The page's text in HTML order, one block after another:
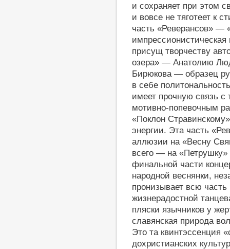
и сохраняет при этом
и вовсе не тяготеет к
часть «Реверансов»
присущ творчеству
озера» — Анатолию
Бирюкова — образец
в себе
имеет прочную связь
мотивно-попевочным
«Поклон
энергии. Эта часть
аллюзии на «Весну
всего — на
финальной части
народной веснянки,
пронизывает всю часть
жизнерадостной
пляски язычников у
славянская природа
Это та квинтэссенция
дохристианских